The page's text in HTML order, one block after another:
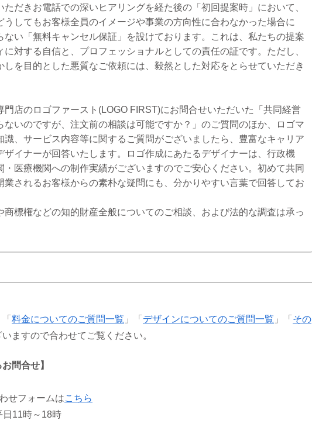
だきお電話での深いヒアリングを経た後の「初回提案時」において、
うしてもお客様全員のイメージや事業の方向性に合わなかった場合に
ない「無料キャンセル保証」を設けております。これは、私たちの提案
対する自信と、プロフェッショナルとしての責任の証です。ただし、
しを目的とした悪質なご依頼には、毅然とした対応をとらせていただき
門店のロゴファースト(LOGO FIRST)にお問合せいただいた「共同経営
ないのですが、注文前の相談は可能ですか？」のご質問のほか、ロゴマ
識、サービス内容等に関するご質問がございましたら、豊富なキャリア
ザイナーが回答いたします。ロゴ作成にあたるデザイナーは、行政機
・医療機関への制作実績がございますのでご安心ください。初めて共同
業されるお客様からの素朴な疑問にも、分かりやすい言葉で回答してお
標権などの知的財産全般についてのご相談、および法的な調査は承っ
「 料金についてのご質問一覧 」「 デザインについてのご質問一覧 」「 その
ますので合わせてご覧ください。
問合せ】
せフォームはこちら
日11時～18時